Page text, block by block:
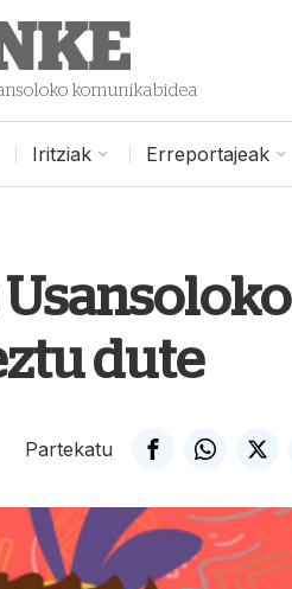
komunikabidea
Iritziak Erreportajeak
Usansoloko
dute
Partekatu